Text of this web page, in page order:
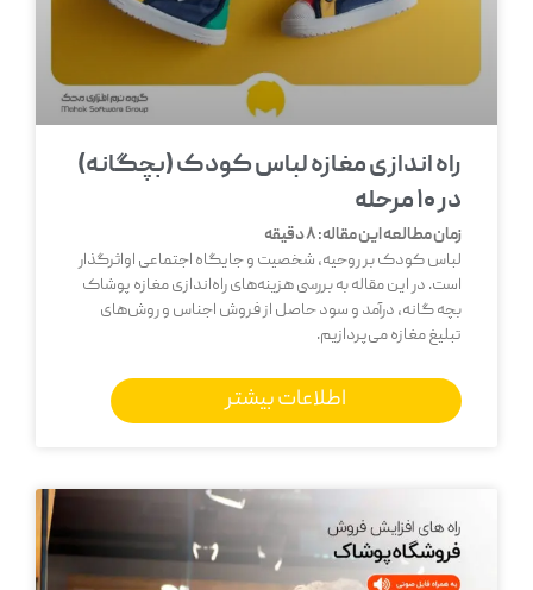
راه اندازی مغازه لباس کودک (بچگانه)
زمان مطالعه این مقاله:8دقیقه
لباس کودک بر روحیه، شخصیت و جایگاه اجتماعی اواثرگذار
است. در این مقاله به بررسی هزینه‌های راه‌اندازی مغازه پوشاک
بچه گانه، درآمد و سود حاصل از فروش اجناس و روش‌های
تبلیغ مغازه می‌پردازیم.
اطلاعات بیشتر